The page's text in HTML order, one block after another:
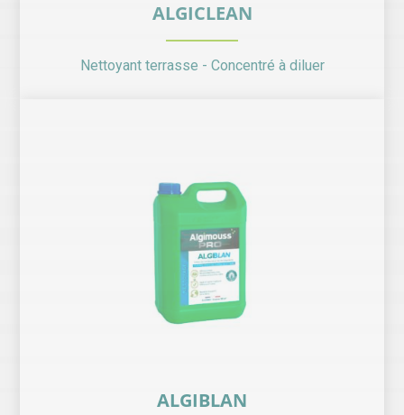
ALGICLEAN
Nettoyant terrasse - Concentré à diluer
ALGIBLAN